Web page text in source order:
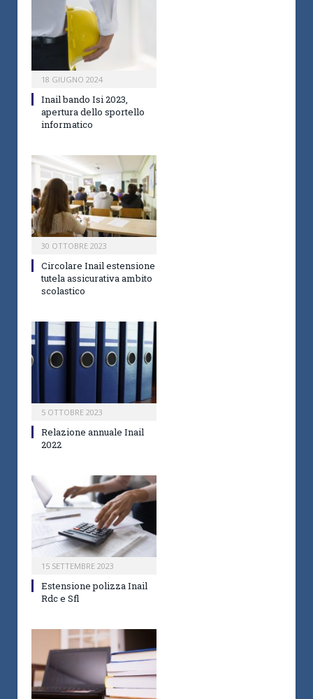
18 GIUGNO 2024
Inail bando Isi 2023,
apertura dello sportello
informatico
30 OTTOBRE 2023
Circolare Inail estensione
tutela assicurativa ambito
scolastico
5 OTTOBRE 2023
Relazione annuale Inail
2022
15 SETTEMBRE 2023
Estensione polizza Inail
Rdc e Sfl